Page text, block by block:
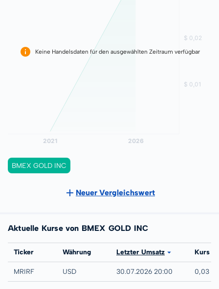
Keine Handelsdaten für den ausgewählten Zeitraum verfügbar
BMEX GOLD INC
Neuer Vergleichswert
Aktuelle Kurse von BMEX GOLD INC
Börse
Ticker Währung Letzter Umsatz Kurs
UTC
MRIRF USD 30.07.2026 20:00 0,03